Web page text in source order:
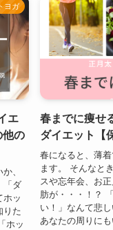
ヨガ
エ
他の
、
「ダ
ホッ
りた
ホッ
春までに痩せ
ダイエット【
春になると、薄
ます。 そんなと
スや忘年会、お
肪が・・・！？
い！」なんて悲
あなたの周りに